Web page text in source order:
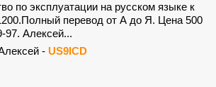
по эксплуатации на русском языке к
перевод от А до Я. Цена 500
97. Алексей...
- US9ICD